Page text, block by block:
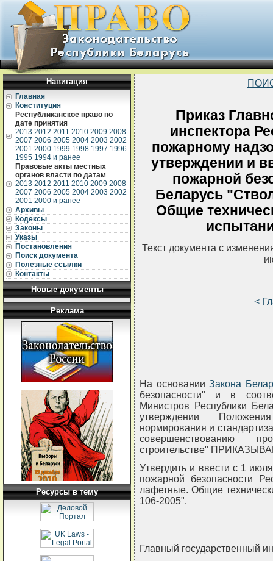
Навигация
Главная
Конституция
Республиканское право по
дате принятия
2013 2012 2011 2010 2009 2008
2007 2006 2005 2004 2003 2002
2001 2000 1999 1998 1997 1996
1995 1994 и ранее
Правовые акты местных
органов власти по датам
2013 2012 2011 2010 2009 2008
2007 2006 2005 2004 2003 2002
2001 2000 и ранее
Архивы
Кодексы
Законы
Указы
Постановления
Поиск документа
Полезные ссылки
Контакты
Новые документы
Реклама
Ресурсы в тему
Приказ
инспектора
пожарному
утверждении и
пожарной
Беларусь
Общие
Текст документа с
<
На основании Закона
безопасности" и в
Министров Республики
утверждении
нормирования и
совершенствованию
строительстве"
Утвердить и ввести с 1
пожарной безопасности
лафетные. Общие
106-2005".
Главный государственный